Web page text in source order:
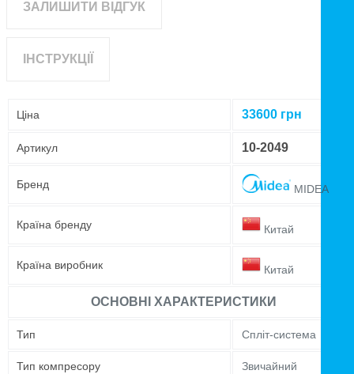
ЗАЛИШИТИ ВІДГУК
ІНСТРУКЦІЇ
Ціна 33600 грн
Артикул 10-2049
Бренд MIDEA
Країна бренду Китай
Країна виробник Китай
ОСНОВНІ ХАРАКТЕРИСТИКИ
Тип Спліт-система
Тип компресору Звичайний